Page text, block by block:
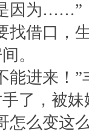
因为……”
找借口，
。
能进来！
了，被
怎么变这